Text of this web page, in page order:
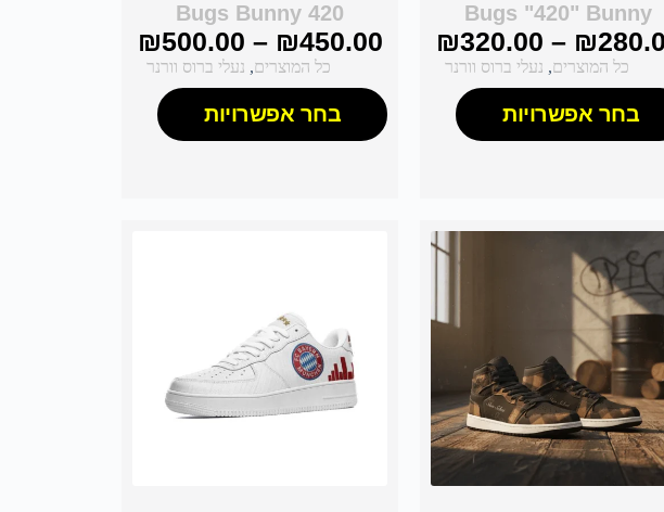
Bugs "420" Bunny
₪
–
₪320.00
כל המוצרים, נעלי ברוס וורנר
בחר אפשרויות
Bugs Bunny 420
₪450.00
–
₪500.00
כל המוצרים, נעלי ברוס וורנר
בחר אפשרויות